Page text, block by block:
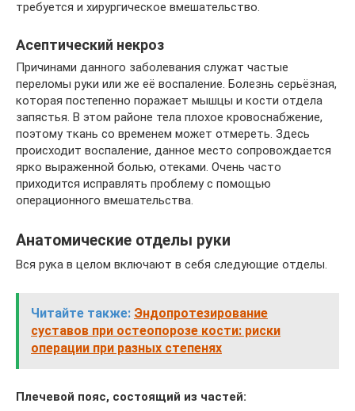
требуется и хирургическое вмешательство.
Асептический некроз
Причинами данного заболевания служат частые
переломы руки или же её воспаление. Болезнь серьёзная,
которая постепенно поражает мышцы и кости отдела
запястья. В этом районе тела плохое кровоснабжение,
поэтому ткань со временем может отмереть. Здесь
происходит воспаление, данное место сопровождается
ярко выраженной болью, отеками. Очень часто
приходится исправлять проблему с помощью
операционного вмешательства.
Анатомические отделы руки
Вся рука в целом включают в себя следующие отделы.
Читайте также: Эндопротезирование
суставов при остеопорозе кости: риски
операции при разных степенях
Плечевой пояс, состоящий из частей: